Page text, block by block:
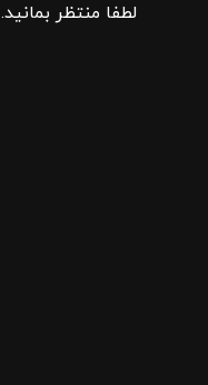
لطفا منتظر بمانید.